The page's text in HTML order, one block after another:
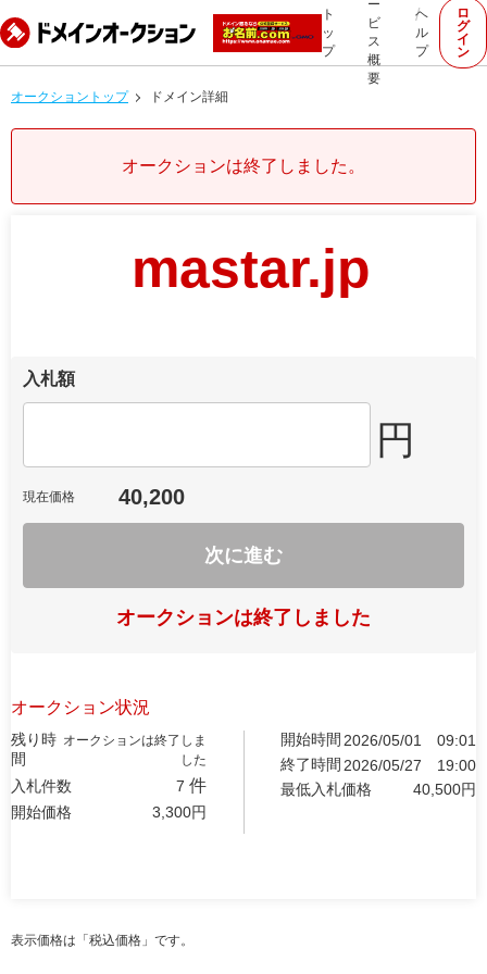
ト
ッ
プ
ー
ビ
ス
概
要
ヘ
ル
プ
ロ
グ
イ
ン
オークショントップ ドメイン詳細
オークションは終了しました。
mastar.jp
入札額
円
現在価格 40,200
次に進む
オークションは終了しました
オークション状況
残り時
間
オークションは終了しま
した
入札件数 7 件
開始価格 3,300円
開始時間 2026/05/01
09:01
終了時間 2026/05/27
19:00
最低入札価格
40,500円
表示価格は「税込価格」です。